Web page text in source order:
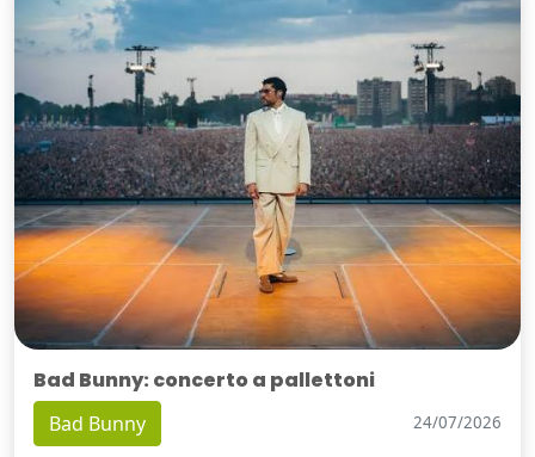
Bad Bunny: concerto a pallettoni
Bad Bunny 24/07/2026